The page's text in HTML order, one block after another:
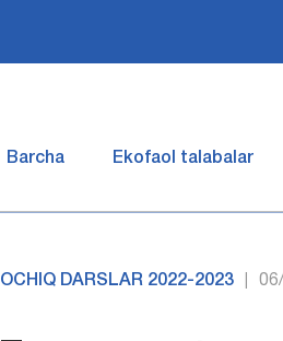
Barcha Ekofaol talabalar
OCHIQ DARSLAR 2022-2023